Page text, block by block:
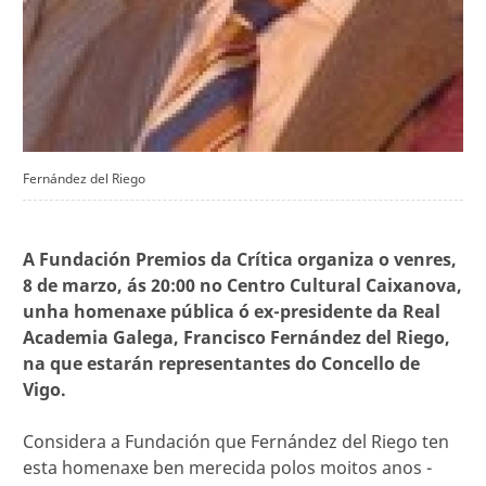
Fernández del Riego
A Fundación Premios da Crítica organiza o venres,
8 de marzo, ás 20:00 no Centro Cultural Caixanova,
unha homenaxe pública ó ex-presidente da Real
Academia Galega, Francisco Fernández del Riego,
na que estarán representantes do Concello de
Vigo.
Considera a Fundación que Fernández del Riego ten
esta homenaxe ben merecida polos moitos anos -